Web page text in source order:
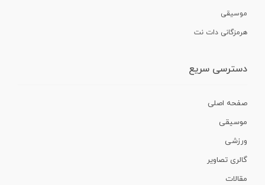
موسیقی
هرمزگانی دات نت
دسترسی سریع
صفحه اصلی
موسیقی
ورزشی
گالری تصاویر
مقالات